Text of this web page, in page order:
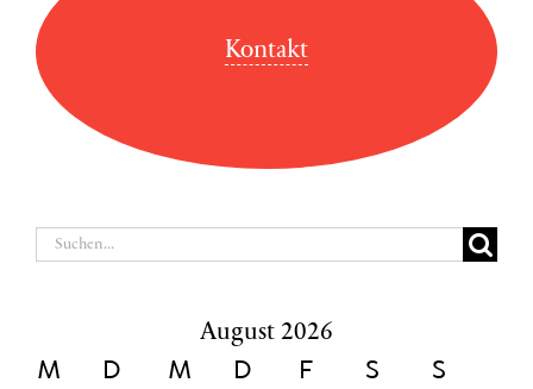
Kontakt
Suche
August 2026
M D M D F S S